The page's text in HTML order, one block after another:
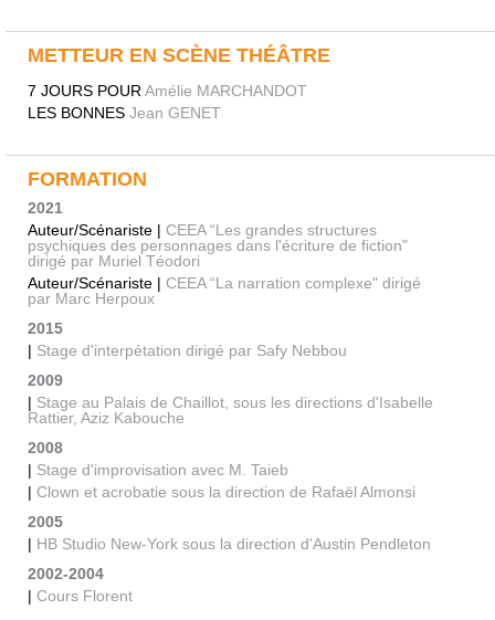
METTEUR EN SCÈNE THÉÂTRE
7 JOURS POURAmélie MARCHANDOT
LES BONNES Jean GENET
FORMATION
2021
Auteur/Scénariste | CEEA “Les grandes structures
psychiques des personnages dans l'écriture de fiction"
dirigé par Muriel Téodori
Auteur/Scénariste | CEEA “La narration complexe" dirigé
par Marc Herpoux
2015
| Stage d'interpétation dirigé par Safy Nebbou
2009
| Stage au Palais de Chaillot, sous les directions d'Isabelle
Rattier, Aziz Kabouche
2008
| Stage d'improvisation avec M. Taieb
| Clown et acrobatie sous la direction de Rafaël Almonsi
2005
| HB Studio New-York sous la direction d'Austin Pendleton
2002-2004
| Cours Florent